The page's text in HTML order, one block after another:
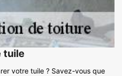
tuile
votre tuile ? Savez-vous que